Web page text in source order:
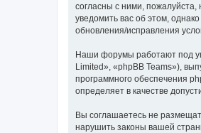
согласны с ними,
уведомить вас об этом,
обновления/исправления
Наши форумы работают под
Limited», «phpBB Teams»),
программного обеспечения
определяет в качестве
Вы соглашаетесь не
нарушить законы вашей